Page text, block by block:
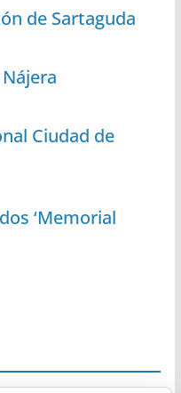
de Sartaguda
Ciudad de
‘Memorial